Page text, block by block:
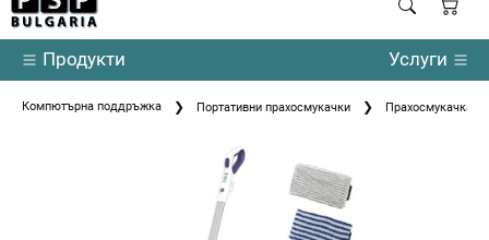
Продукти Услуги
Компютърна поддръжка Портативни прахосмукачки Прахосмукачка